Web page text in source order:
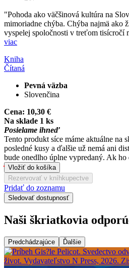
"Pohoda ako väčšinová kultúra na
mimoriadne chýba. Chýba najmä ako
vyspelej spoločnosti v treťom tisícročí
viac
Kniha
Čítaná
Pevná väzba
Slovenčina
Cena: 10,30 €
Na sklade 1 ks
Posielame ihneď
Tento produkt síce máme aktuálne na
posledné kusy a ďalšie už nemá ani
bude onedlho úplne vypredaný. Ak
Vložiť do košíka
Rezervovať v kníhkupectve
Pridať do zoznamu
Sledovať dostupnosť
Naši škriatkovia
Predchádzajúce Ďalšie